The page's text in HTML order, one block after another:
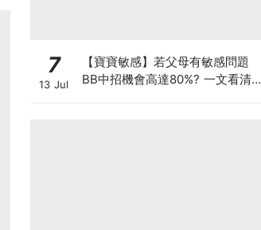
7
13 Jul
【寶寶敏感】若父母有敏感問題
BB中招機會高達80%? 一文看清預